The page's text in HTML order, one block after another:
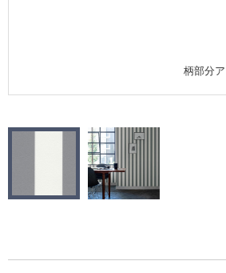
モデルハウス
新築戸建・マンション
#リリカラのある暮らし
柄部分